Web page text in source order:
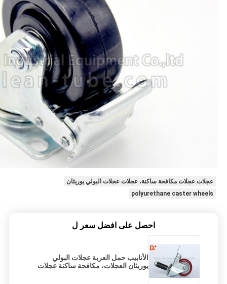
عجلات عجلات مكافحة ساكنة، عجلات عجلات البولي يوريثان
polyurethane caster wheels
احصل على افضل سعر ل
الأنابيب حمل العربة عجلات البولي
يوريثان العجلات، مكافحة ساكنة عجلات